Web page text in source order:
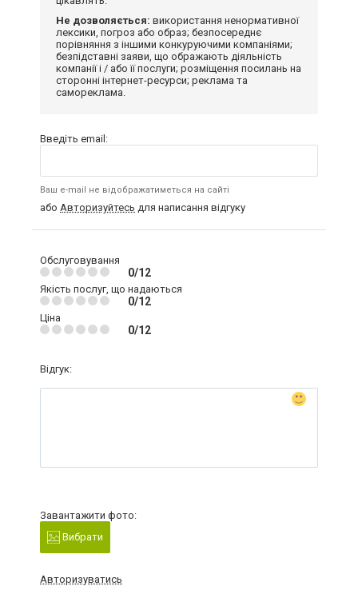
Не дозволяється: використання ненормативної
лексики, погроз або образ; безпосереднє
порівняння з іншими конкуруючими компаніями;
безпідставні заяви, що ображають діяльність
компанії і / або її послуги; розміщення посилань на
сторонні інтернет-ресурси; реклама та
самореклама.
Введіть email:
Ваш e-mail не відображатиметься на сайті
або Авторизуйтесь для написання відгуку
Обслуговування
0/12
Якість послуг, що надаються
0/12
Ціна
0/12
Відгук:
Завантажити фото:
Вибрати
Авторизуватись